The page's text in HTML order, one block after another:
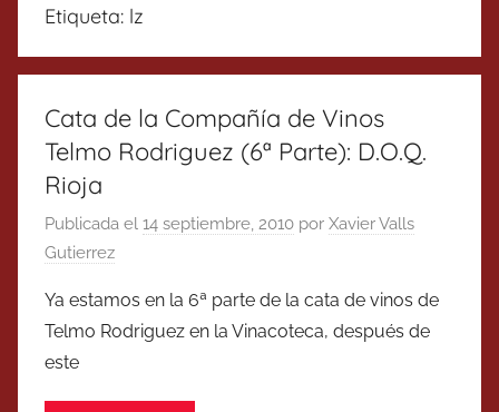
Etiqueta: lz
Cata de la Compañía de Vinos
Telmo Rodriguez (6ª Parte): D.O.Q.
Rioja
Publicada el 14 septiembre, 2010 por Xavier Valls
Gutierrez
Ya estamos en la 6ª parte de la cata de vinos de
Telmo Rodriguez en la Vinacoteca, después de
este